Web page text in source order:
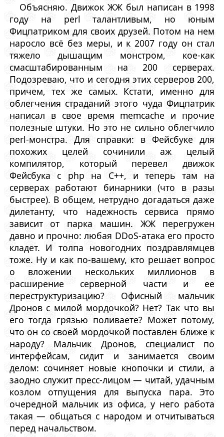
Объясняю. Движок ЖЖ был написан в 1998
году на perl талантливым, но юным
Фицпатриком для своих друзей. Потом на нем
наросло всё без меры, и к 2007 году он стал
тяжело дышащим монстром, кое-как
смасштабированным на 200 серверах.
Подозреваю, что и сегодня этих серверов 200,
причем, тех же самых. Кстати, именно для
облегчения страданий этого чуда Фицпатрик
написал в свое время memcache и прочие
полезные штуки. Но это не сильно облегчило
perl-монстра. Для справки: в Фейсбуке для
похожих целей сочинили аж целый
компилятор, который перевел движок
Фейсбука с php на C++, и теперь там на
серверах работают бинарники (что в разы
быстрее). В общем, нетрудно догадаться даже
дилетанту, что надежность сервиса прямо
зависит от парка машин. ЖЖ перегружен
давно и прочно: любая DDoS-атака его просто
кладет. И толпа новогодних поздравлямцев
тоже. Ну и как по-вашему, кто решает вопрос
о вложении нескольких миллионов в
расширение серверной части и ее
переструктуризацию? Офисный мальчик
Дронов с милой мордочкой? Нет? Так что вы
его тогда грязью поливаете? Может потому,
что он со своей мордочкой поставлен ближе к
народу? Мальчик Дронов, специалист по
интерфейсам, сидит и занимается своим
делом: сочиняет новые кнопочки и стили, а
заодно служит пресс-лицом — читай, удачным
козлом отпущения для выпуска пара. Это
очередной мальчик из офиса, у него работа
такая — общаться с народом и отчитываться
перед начальством.